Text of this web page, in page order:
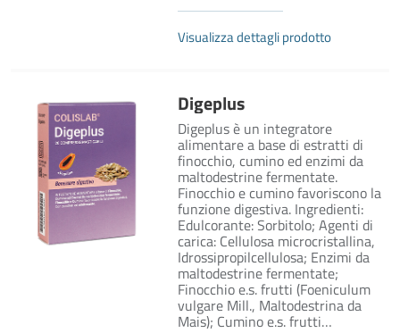
Visualizza dettagli prodotto
Digeplus
Digeplus è un integratore
alimentare a base di estratti di
finocchio, cumino ed enzimi da
maltodestrine fermentate.
Finocchio e cumino favoriscono la
funzione digestiva. Ingredienti:
Edulcorante: Sorbitolo; Agenti di
carica: Cellulosa microcristallina,
Idrossipropilcellulosa; Enzimi da
maltodestrine fermentate;
Finocchio e.s. frutti (Foeniculum
vulgare Mill., Maltodestrina da
Mais); Cumino e.s. frutti…